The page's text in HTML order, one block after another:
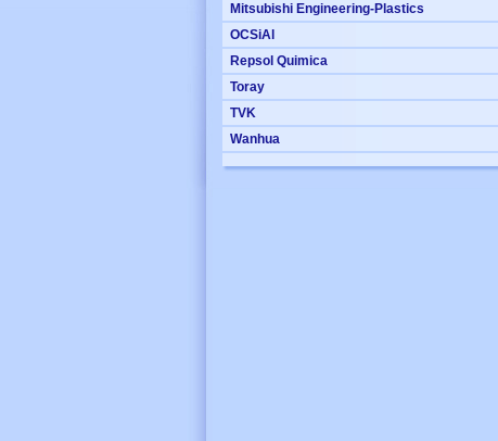
Mitsubishi Engineering-Plastics
OCSiAl
Repsol Quimica
Toray
TVK
Wanhua